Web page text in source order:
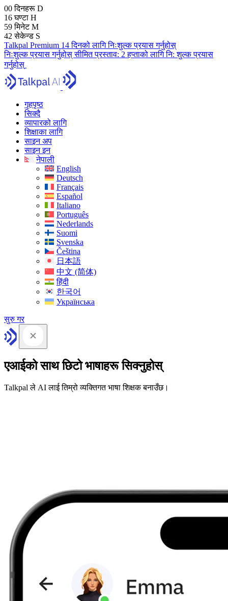
00 दिनहरू D
16 घण्टा H
59 मिनेटM
41 सेकेन्ड S
Talkpal Premium 14 दिनको लागि निःशुल्क प्रयास गर्नुहोस्
निःशुल्क प्रयास गर्नुहोस्सीमित प्रस्ताव: 2 हप्ताको लागि नि: शुल्क प्रयास
गर्नुहोस्
गृहपृष्ठ
सिक्दै
व्यापारको लागि
शिक्षाका लागि
साइन अप
साइन इन
नेपाली
English
Deutsch
Français
Español
Italiano
Português
Nederlands
Suomi
Svenska
Čeština
日本語
中文 (简体)
हिंदी
한국어
Українська
सुरु गर
एआईको साथ छिटो भाषाहरू सिक्नुहोस्
Talkpal ले AI लाई तिम्रो व्यक्तिगत भाषा शिक्षक बनाउँछ।